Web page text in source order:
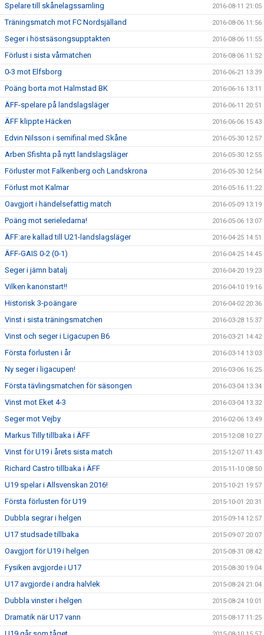
Spelare till skånelagssamling 2016-08-11 21:05
Träningsmatch mot FC Nordsjälland 2016-08-06 11:56
Seger i höstsäsongsupptakten 2016-08-06 11:55
Förlust i sista vårmatchen 2016-08-06 11:52
0-3 mot Elfsborg 2016-06-21 13:39
Poäng borta mot Halmstad BK 2016-06-16 13:11
ÄFF-spelare på landslagsläger 2016-06-11 20:51
ÄFF klippte Häcken 2016-06-06 15:43
Edvin Nilsson i semifinal med Skåne 2016-05-30 12:57
Arben Sfishta på nytt landslagsläger 2016-05-30 12:55
Förluster mot Falkenberg och Landskrona 2016-05-30 12:54
Förlust mot Kalmar 2016-05-16 11:22
Oavgjort i händelsefattig match 2016-05-09 13:19
Poäng mot serieledarna! 2016-05-06 13:07
ÄFF:are kallad till U21-landslagsläger 2016-04-25 14:51
ÄFF-GAIS 0-2 (0-1) 2016-04-25 14:45
Seger i jämn batalj 2016-04-20 19:23
Vilken kanonstart!! 2016-04-10 19:16
Historisk 3-poängare 2016-04-02 20:36
Vinst i sista träningsmatchen 2016-03-28 15:37
Vinst och seger i Ligacupen B6 2016-03-21 14:42
Första förlusten i år 2016-03-14 13:03
Ny seger i ligacupen! 2016-03-06 16:25
Första tävlingsmatchen för säsongen 2016-03-04 13:34
Vinst mot Eket 4-3 2016-03-04 13:32
Seger mot Vejby 2016-02-06 13:49
Markus Tilly tillbaka i ÄFF 2015-12-08 10:27
Vinst för U19 i årets sista match 2015-12-07 11:43
Richard Castro tillbaka i ÄFF 2015-11-10 08:50
U19 spelar i Allsvenskan 2016! 2015-10-21 19:57
Första förlusten för U19 2015-10-01 20:31
Dubbla segrar i helgen 2015-09-14 12:57
U17 studsade tillbaka 2015-09-07 20:07
Oavgjort för U19 i helgen 2015-08-31 08:42
Fysiken avgjorde i U17 2015-08-30 19:04
U17 avgjorde i andra halvlek 2015-08-24 21:04
Dubbla vinster i helgen 2015-08-24 10:01
Dramatik när U17 vann 2015-08-17 11:25